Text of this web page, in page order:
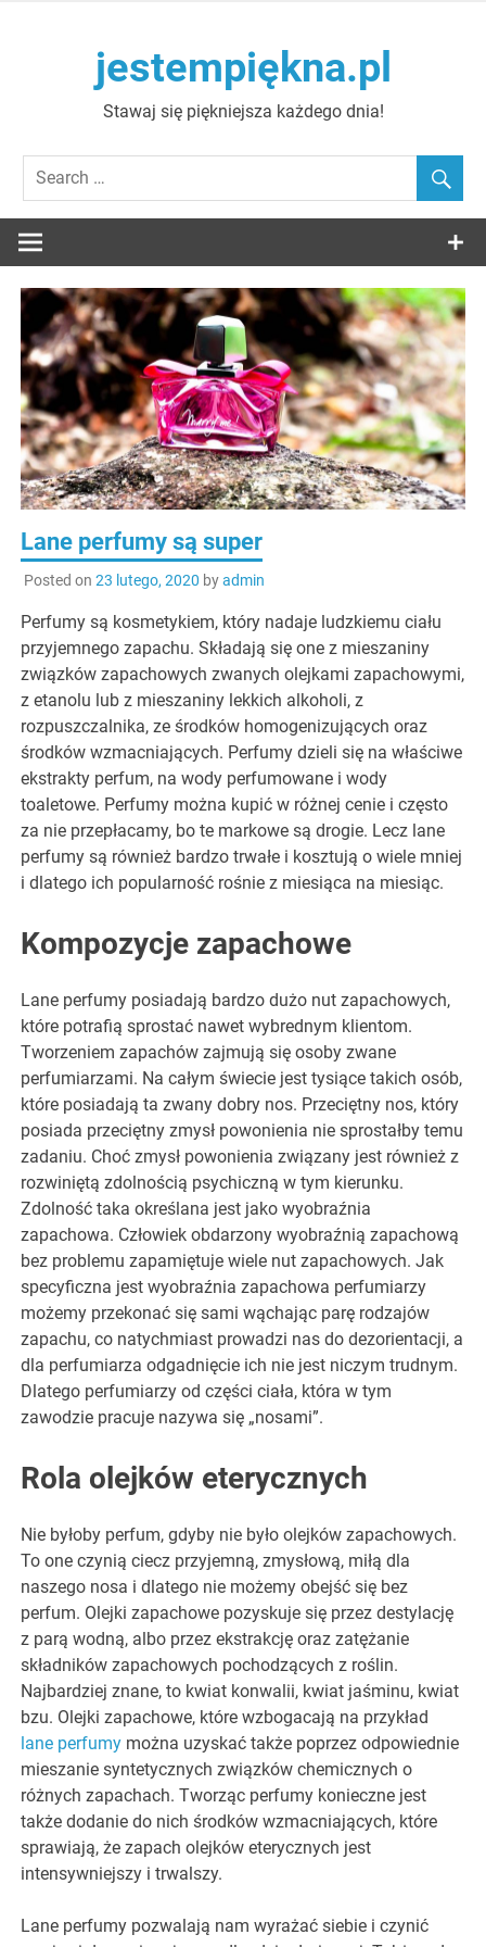
jestempiękna.pl
Stawaj się piękniejsza każdego dnia!
Lane perfumy są super
Posted on 23 lutego, 2020 byadmin
Perfumy są kosmetykiem, który nadaje ludzkiemu ciału
przyjemnego zapachu. Składają się one z mieszaniny
związków zapachowych zwanych olejkami zapachowymi,
z etanolu lub z mieszaniny lekkich alkoholi, z
rozpuszczalnika, ze środków homogenizujących oraz
środków wzmacniających. Perfumy dzieli się na właściwe
ekstrakty perfum, na wody perfumowane i wody
toaletowe. Perfumy można kupić w różnej cenie i często
za nie przepłacamy, bo te markowe są drogie. Lecz lane
perfumy są również bardzo trwałe i kosztują o wiele mniej
i dlatego ich popularność rośnie z miesiąca na miesiąc.
Kompozycje zapachowe
Lane perfumy posiadają bardzo dużo nut zapachowych,
które potrafią sprostać nawet wybrednym klientom.
Tworzeniem zapachów zajmują się osoby zwane
perfumiarzami. Na całym świecie jest tysiące takich osób,
które posiadają ta zwany dobry nos. Przeciętny nos, który
posiada przeciętny zmysł powonienia nie sprostałby temu
zadaniu. Choć zmysł powonienia związany jest również z
rozwiniętą zdolnością psychiczną w tym kierunku.
Zdolność taka określana jest jako wyobraźnia
zapachowa. Człowiek obdarzony wyobraźnią zapachową
bez problemu zapamiętuje wiele nut zapachowych. Jak
specyficzna jest wyobraźnia zapachowa perfumiarzy
możemy przekonać się sami wąchając parę rodzajów
zapachu, co natychmiast prowadzi nas do dezorientacji, a
dla perfumiarza odgadnięcie ich nie jest niczym trudnym.
Dlatego perfumiarzy od części ciała, która w tym
zawodzie pracuje nazywa się „nosami”.
Rola olejków eterycznych
Nie byłoby perfum, gdyby nie było olejków zapachowych.
To one czynią ciecz przyjemną, zmysłową, miłą dla
naszego nosa i dlatego nie możemy obejść się bez
perfum. Olejki zapachowe pozyskuje się przez destylację
z parą wodną, albo przez ekstrakcję oraz zatężanie
składników zapachowych pochodzących z roślin.
Najbardziej znane, to kwiat konwalii, kwiat jaśminu, kwiat
bzu. Olejki zapachowe, które wzbogacają na przykład
lane perfumy można uzyskać także poprzez odpowiednie
mieszanie syntetycznych związków chemicznych o
różnych zapachach. Tworząc perfumy konieczne jest
także dodanie do nich środków wzmacniających, które
sprawiają, że zapach olejków eterycznych jest
intensywniejszy i trwalszy.
Lane perfumy pozwalają nam wyrażać siebie i czynić